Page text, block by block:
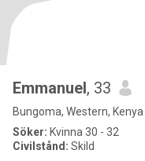
Emmanuel, 33
Bungoma, Western, Kenya
Söker: Kvinna 30 - 32
Civilstånd: Skild